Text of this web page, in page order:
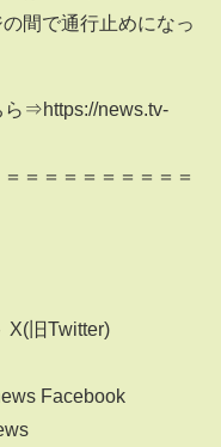
間で通行止めになっ
⇒https://news.tv-
＝＝＝＝＝＝＝＝＝
X(旧Twitter)
Facebook